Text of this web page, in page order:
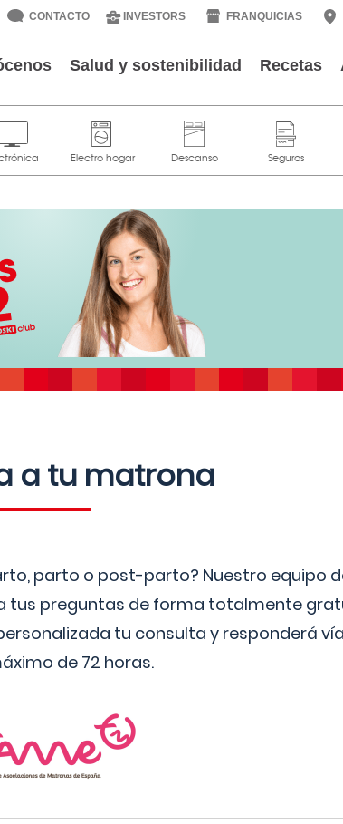
CONTACTO INVESTORS FRANQUICIAS
Salud y sostenibilidad Recetas
a tu matrona
parto o post-parto? Nuestro equipo
tus preguntas de forma totalmente
tu consulta y responderá
de 72 horas.